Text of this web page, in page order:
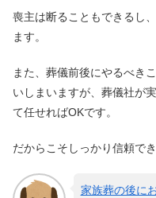
喪主は断ることもできるし
ます。
また、葬儀前後にやるべき
いしまいますが、葬儀社が
て任せればOKです。
だからこそしっかり信頼で
家族葬の後に